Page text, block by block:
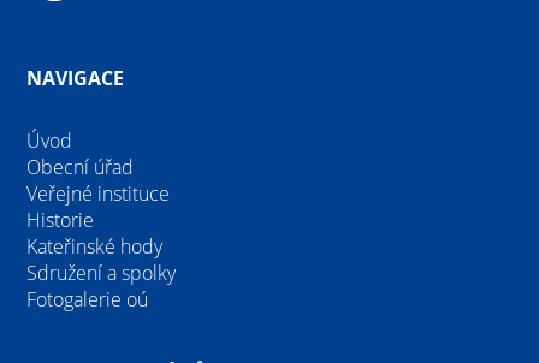
NAVIGACE
Úvod
Obecní úřad
Veřejné instituce
Historie
Kateřinské hody
Sdružení a spolky
Fotogalerie oú